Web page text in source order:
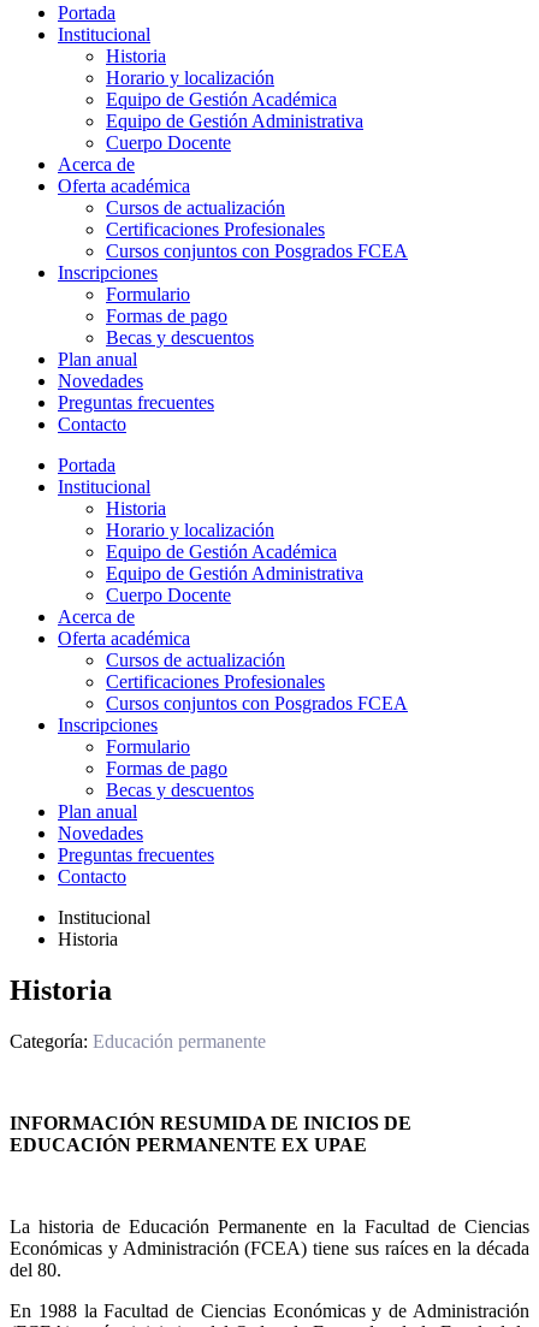
Portada
Institucional
Historia
Horario y localización
Equipo de Gestión Académica
Equipo de Gestión Administrativa
Cuerpo Docente
Acerca de
Oferta académica
Cursos de actualización
Certificaciones Profesionales
Cursos conjuntos con Posgrados FCEA
Inscripciones
Formulario
Formas de pago
Becas y descuentos
Plan anual
Novedades
Preguntas frecuentes
Contacto
Portada
Institucional
Historia
Horario y localización
Equipo de Gestión Académica
Equipo de Gestión Administrativa
Cuerpo Docente
Acerca de
Oferta académica
Cursos de actualización
Certificaciones Profesionales
Cursos conjuntos con Posgrados FCEA
Inscripciones
Formulario
Formas de pago
Becas y descuentos
Plan anual
Novedades
Preguntas frecuentes
Contacto
Institucional
Historia
Historia
Categoría: Educación permanente
INFORMACIÓN RESUMIDA DE INICIOS DE
EDUCACIÓN PERMANENTE EX UPAE
La historia de Educación Permanente en la Facultad de Ciencias
Económicas y Administración (FCEA) tiene sus raíces en la década
del 80.
En 1988 la Facultad de Ciencias Económicas y de Administración